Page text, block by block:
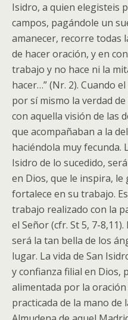
Isidro, a quien elegisteis
campos, pagándole un
amanecer, recorre todas
de hacer oración, y en
trabajo y no hace ni la
hacer…” (Nr. 2). Cuando
por sí mismo la verdad
con aquella visión de las
que acompañaban a la
haciéndola muy fecunda.
Isidro de lo sucedido,
en Dios, que le inspira,
fortalece en su trabajo.
trabajo realizado con la
el Señor (cfr. St 5, 7-
será la tan bella de los
lugar. La vida de San
y confianza filial en Dios,
alimentada por la
practicada de la mano de